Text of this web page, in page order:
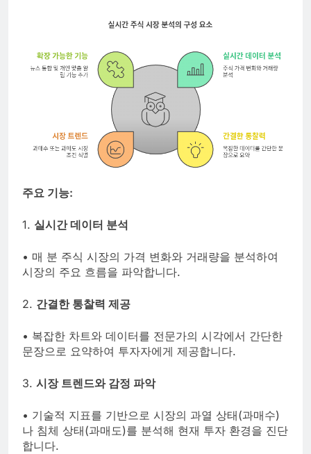
주요 기능:
1. 실시간 데이터 분석
• 매 분 주식 시장의 가격 변화와 거래량을 분석하여
시장의 주요 흐름을 파악합니다.
2. 간결한 통찰력 제공
• 복잡한 차트와 데이터를 전문가의 시각에서 간단한
문장으로 요약하여 투자자에게 제공합니다.
3. 시장 트렌드와 감정 파악
• 기술적 지표를 기반으로 시장의 과열 상태(과매수)
나 침체 상태(과매도)를 분석해 현재 투자 환경을 진단
합니다.